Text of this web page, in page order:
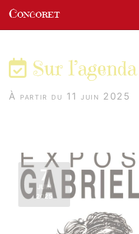
Concoret
Sur l’agenda
À partir du 11 juin 2025
7
JUIN
2025
Panneau de gestion des cookies